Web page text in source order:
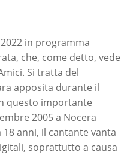
in programma
che, come detto, vede
Si tratta del
apposita durante il
questo importante
2005 a Nocera
anni, il cantante vanta
soprattutto a causa